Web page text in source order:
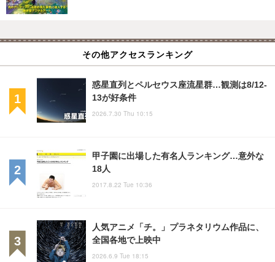
その他アクセスランキング
惑星直列とペルセウス座流星群…観測は8/12-
13が好条件
2026.7.30 Thu 10:15
甲子園に出場した有名人ランキング…意外な
18人
2017.8.22 Tue 10:36
人気アニメ「チ。」プラネタリウム作品に、
全国各地で上映中
2026.6.9 Tue 18:15